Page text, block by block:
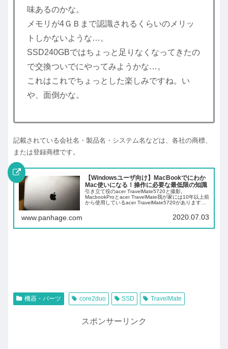
味あるのかな。
メモリが4ＧＢまで認識されるくらいのメリッ
トしかないような…。
SSD240GBではちょっと足りなくなってきたの
で交換ついでにやってみようかな…。
これはこれでちょっとした楽しみですね。い
や、面倒かな。
記載されている会社名・製品名・システム名などは、各社の商標、
または登録商標です。
【Windowsユーザ向け】MacBookでにわか
Mac使いになる！操作に必要な最低限の知識
引き立て役のacer TravelMate5720と撮影。
MacbookProとacer TravelMate我が家には10年以上前
から使用しているacer TravelMate5720があります
www.panhage.com 2020.07.03
機器・パーツ core2duo SSD TravelMate
スポンサーリンク